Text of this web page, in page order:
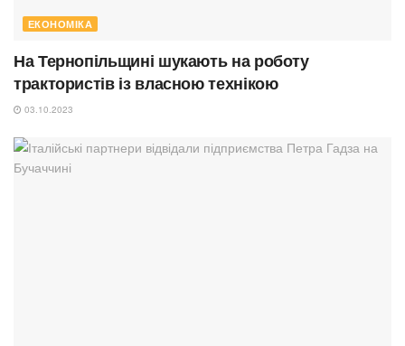
ЕКОНОМІКА
На Тернопільщині шукають на роботу
трактористів із власною технікою
03.10.2023